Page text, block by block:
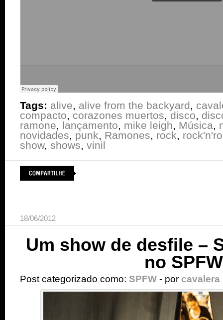
Tags: alive, alive from the backyard,
compacto, corazones muertos, disco,
ramone, lançamento, mike leigh, Música,
novidades, punk, Ramones, rock,
show, shows, vinil
18/06/2012
Um show de desfile –
no
Post categorizado como: SPFW - por cavalera